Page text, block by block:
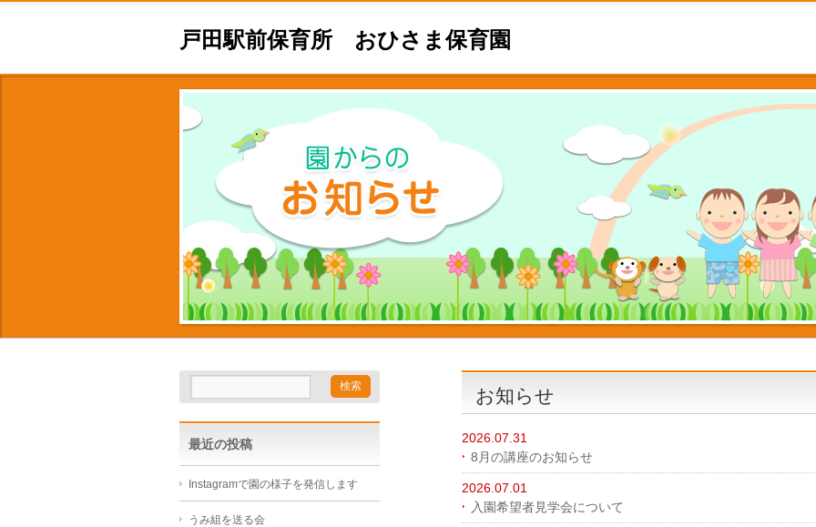
戸田駅前保育所 おひさま保育園
お知らせ
2026.07.31
8月の講座のお知らせ
2026.07.01
入園希望者見学会について
最近の投稿
Instagramで園の様子を発信します
うみ組を送る会